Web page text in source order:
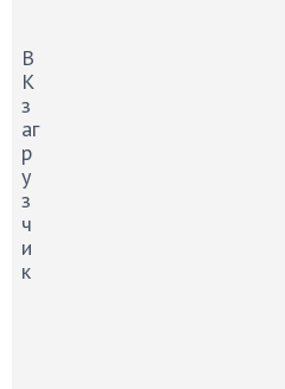
В
К
з
аг
р
у
з
ч
и
к